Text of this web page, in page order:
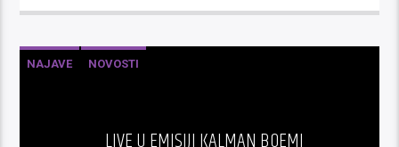
NAJAVE NOVOSTI